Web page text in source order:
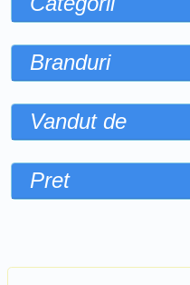
Branduri
Vandut de
Pret